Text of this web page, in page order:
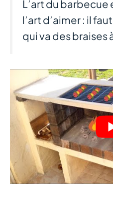
L’art du barbecue
l’art d’aimer : il
qui va des braises